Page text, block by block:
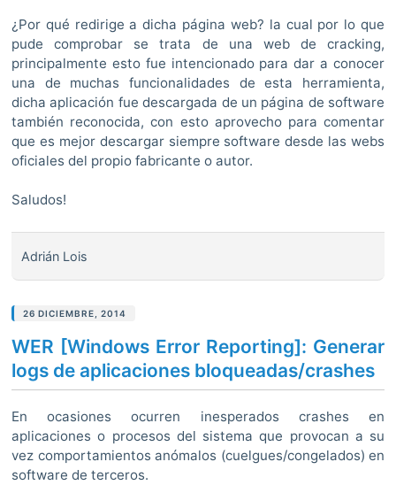
¿Por qué redirige a dicha página web? la cual por lo que
pude comprobar se trata de una web de cracking,
principalmente esto fue intencionado para dar a conocer
una de muchas funcionalidades de esta herramienta,
dicha aplicación fue descargada de un página de software
también reconocida, con esto aprovecho para comentar
que es mejor descargar siempre software desde las webs
oficiales del propio fabricante o autor.
Saludos!
Adrián Lois
26 DICIEMBRE, 2014
WER [Windows Error Reporting]: Generar
logs de aplicaciones bloqueadas/crashes
En ocasiones ocurren inesperados crashes en
aplicaciones o procesos del sistema que provocan a su
vez comportamientos anómalos (cuelgues/congelados) en
software de terceros.